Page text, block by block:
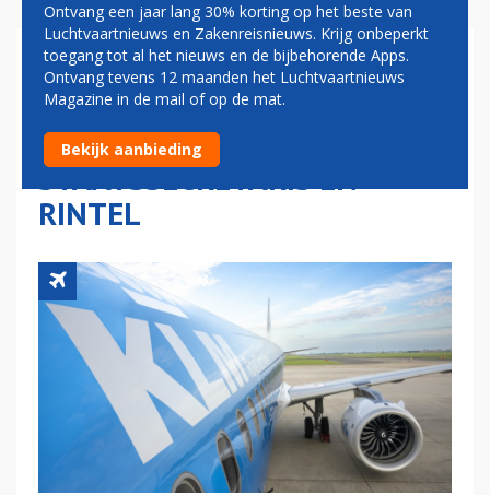
DEFENSIE BEZORGD OVER
WERVEN PILOTEN DOOR KLM,
GESPREK TUSSEN
STAATSSECRETARIS EN
RINTEL
Ontvang een jaar lang 30% korting op het beste van
Luchtvaartnieuws en Zakenreisnieuws. Krijg onbeperkt
toegang tot al het nieuws en de bijbehorende Apps.
Ontvang tevens 12 maanden het Luchtvaartnieuws
Magazine in de mail of op de mat.
Bekijk aanbieding